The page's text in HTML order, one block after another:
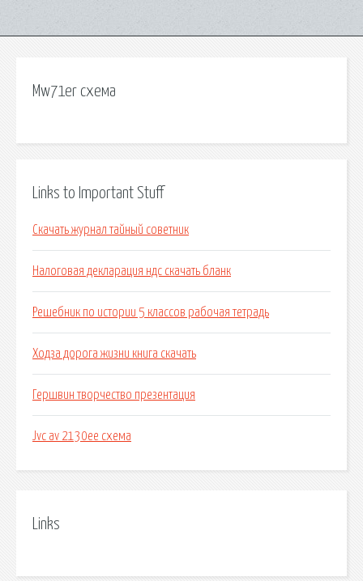
Mw71er схема
Links to Important Stuff
Скачать журнал тайный советник
Налоговая декларация ндс скачать бланк
Решебник по истории 5 классов рабочая тетрадь
Ходза дорога жизни книга скачать
Гершвин творчество презентация
Jvc av 2130ee схема
Links